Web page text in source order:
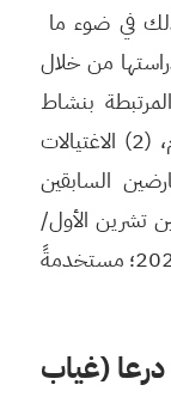
في ضوء ما
من خلال
المرتبطة بنشاط
الأجهزة الأمنية والعسكرية التابعة للنظام، (2) الاغتيالات
السابقين
تشرين الأول/
أكتوبر 2021 وحتى نهاية أيلول/سبتمبر 2022؛ مستخدمةً
(غياب